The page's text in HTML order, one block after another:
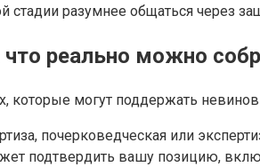
стадии разумнее общаться через
что реально можно
которые могут поддержать
почерковедческая или
подтвердить вашу позицию,